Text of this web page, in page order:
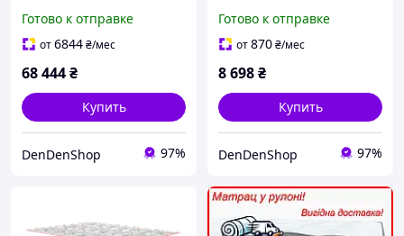
пружинами и пеной
памяти для комфортного
Готово к отправке
от6844₴/мес
68 444₴
Купить
DenDenShop 97%
комфортного сна с
независимыми
Готово к отправке
от870₴/мес
8 698₴
Купить
DenDenShop 97%